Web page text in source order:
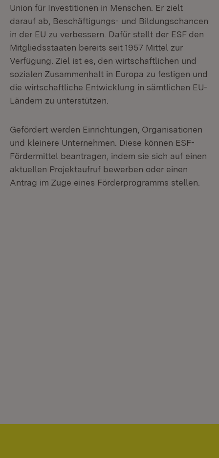
Union für Investitionen in Menschen. Er zielt
darauf ab, Beschäftigungs- und Bildungschancen
in der EU zu verbessern. Dafür stellt der ESF den
Mitgliedsstaaten bereits seit 1957 Mittel zur
Verfügung. Ziel ist es, den wirtschaftlichen und
sozialen Zusammenhalt in Europa zu festigen und
die wirtschaftliche Entwicklung in sämtlichen EU-
Ländern zu unterstützen.
Gefördert werden Einrichtungen, Organisationen
und kleinere Unternehmen. Diese können ESF-
Fördermittel beantragen, indem sie sich auf einen
aktuellen Projektaufruf bewerben oder einen
Antrag im Zuge eines Förderprogramms stellen.